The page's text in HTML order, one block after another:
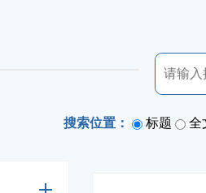
搜索位置： 标题 全